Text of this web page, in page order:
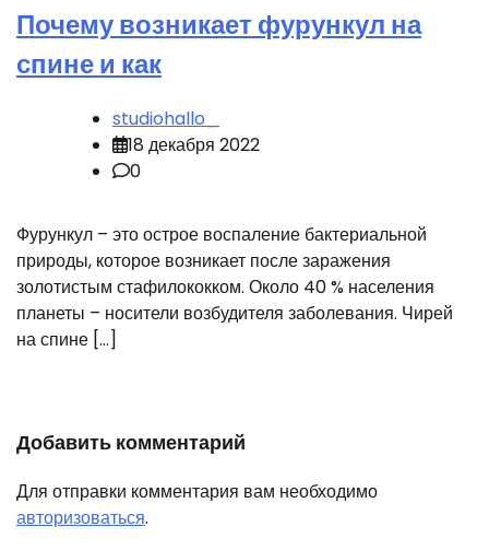
Почему возникает фурункул на
спине и как
studiohallo_
18 декабря 2022
0
Фурункул – это острое воспаление бактериальной
природы, которое возникает после заражения
золотистым стафилококком. Около 40 % населения
планеты – носители возбудителя заболевания. Чирей
на спине […]
Добавить комментарий
Для отправки комментария вам необходимо
авторизоваться.